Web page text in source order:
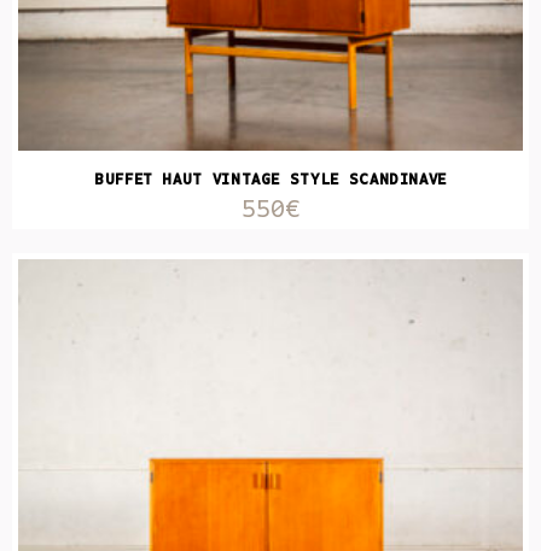
BUFFET HAUT VINTAGE STYLE SCANDINAVE
550€